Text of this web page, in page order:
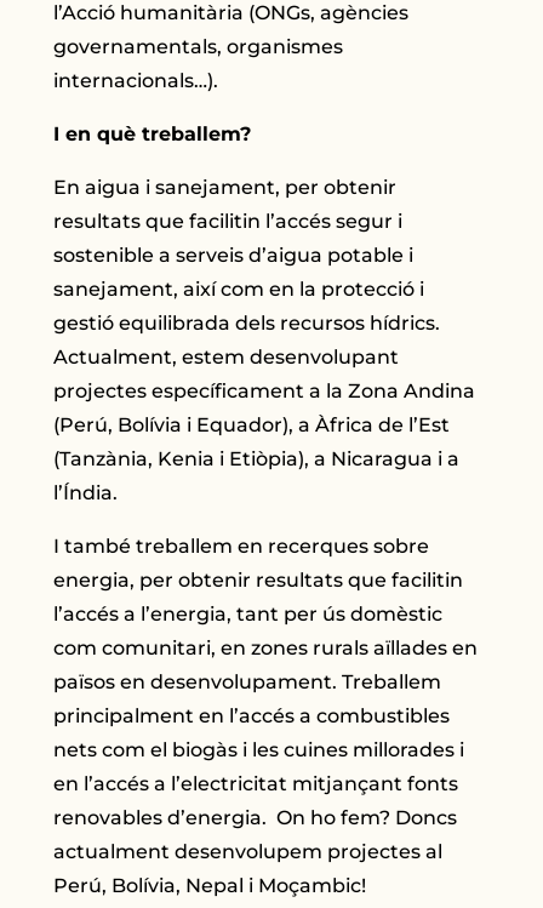
l’Acció humanitària (ONGs, agències
governamentals, organismes
internacionals…).
I en què treballem?
En aigua i sanejament, per obtenir
resultats que facilitin l’accés segur i
sostenible a serveis d’aigua potable i
sanejament, així com en la protecció i
gestió equilibrada dels recursos hídrics.
Actualment, estem desenvolupant
projectes específicament a la Zona Andina
(Perú, Bolívia i Equador), a Àfrica de l’Est
(Tanzània, Kenia i Etiòpia), a Nicaragua i a
l’Índia.
I també treballem en recerques sobre
energia, per obtenir resultats que facilitin
l’accés a l’energia, tant per ús domèstic
com comunitari, en zones rurals aïllades en
països en desenvolupament. Treballem
principalment en l’accés a combustibles
nets com el biogàs i les cuines millorades i
en l’accés a l’electricitat mitjançant fonts
renovables d’energia. On ho fem? Doncs
actualment desenvolupem projectes al
Perú, Bolívia, Nepal i Moçambic!